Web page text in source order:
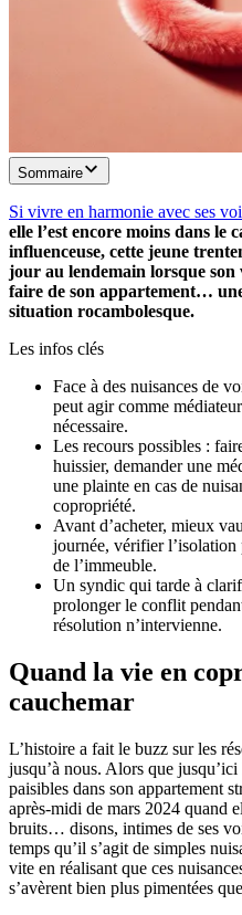
Sommaire
Si vivre en harmonie avec ses
elle l’est encore moins dans le
influenceuse, cette jeune
jour au lendemain lorsque son
faire de son appartement…
situation rocambolesque.
Les infos clés
Face à des nuisances de
peut agir comme
nécessaire.
Les recours possibles :
huissier, demander une
une plainte en cas de
copropriété.
Avant d’acheter, mieux
journée, vérifier l’isolation
de l’immeuble.
Un syndic qui tarde à
prolonger le conflit
résolution n’intervienne.
Quand la vie en
cauchemar
L’histoire a fait le buzz sur les
jusqu’à nous. Alors que
paisibles dans son appartement
après-midi de mars 2024 quand
bruits… disons, intimes de ses
temps qu’il s’agit de simples
vite en réalisant que ces
s’avèrent bien plus pimentées